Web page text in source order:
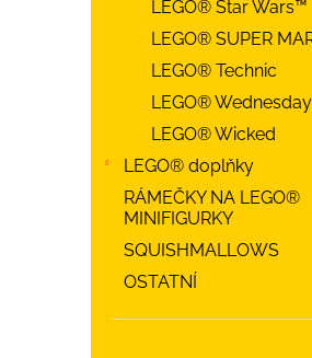
LEGO® Star Wars™
LEGO® SUPER
LEGO® Technic
LEGO® Wednesday
LEGO® Wicked
LEGO® doplňky
RÁMEČKY NA LEGO®
MINIFIGURKY
SQUISHMALLOWS
OSTATNÍ